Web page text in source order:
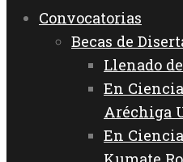
Convocatorias
Becas de
Llenado
En
Aréchiga
En